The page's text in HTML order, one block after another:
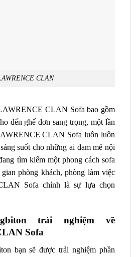
CLAN
CLAN Sofa bao gồm
đến ghế đơn sang trọng, một lần
CLAN Sofa luôn luôn
suốt cho những ai đam mê nội
tìm kiếm một phong cách sofa
phòng khách, phòng làm việc
Sofa chính là sự lựa chọn
trải nghiệm về
Sofa
bạn sẽ được trải nghiệm phần